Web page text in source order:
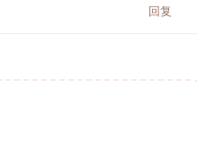
回复